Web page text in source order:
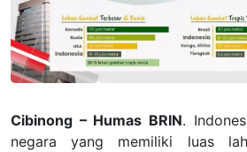
Cibinong – Humas BRIN.
negara yang memiliki luas